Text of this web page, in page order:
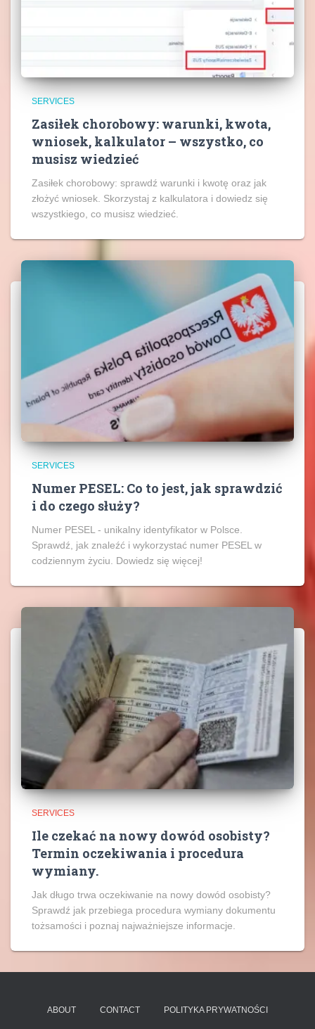
SERVICES
Zasiłek chorobowy: warunki, kwota,
wniosek, kalkulator – wszystko, co
musisz wiedzieć
Zasiłek chorobowy: sprawdź warunki i kwotę oraz jak
złożyć wniosek. Skorzystaj z kalkulatora i dowiedz się
wszystkiego, co musisz wiedzieć.
SERVICES
Numer PESEL: Co to jest, jak sprawdzić
i do czego służy?
Numer PESEL - unikalny identyfikator w Polsce.
Sprawdź, jak znaleźć i wykorzystać numer PESEL w
codziennym życiu. Dowiedz się więcej!
SERVICES
Ile czekać na nowy dowód osobisty?
Termin oczekiwania i procedura
wymiany.
Jak długo trwa oczekiwanie na nowy dowód osobisty?
Sprawdź jak przebiega procedura wymiany dokumentu
tożsamości i poznaj najważniejsze informacje.
ABOUT CONTACT POLITYKA PRYWATNOŚCI